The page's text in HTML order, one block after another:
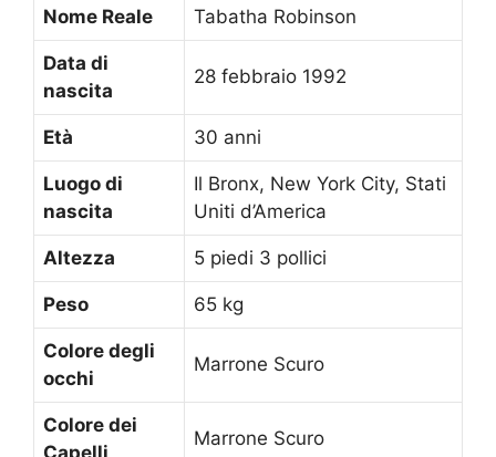
Nome Reale Tabatha Robinson
Data di
nascita
28 febbraio 1992
Età 30 anni
Luogo di
nascita
Il Bronx, New York City, Stati
Uniti d’America
Altezza 5 piedi 3 pollici
Peso 65 kg
Colore degli
occhi
Marrone Scuro
Colore dei
Capelli
Marrone Scuro